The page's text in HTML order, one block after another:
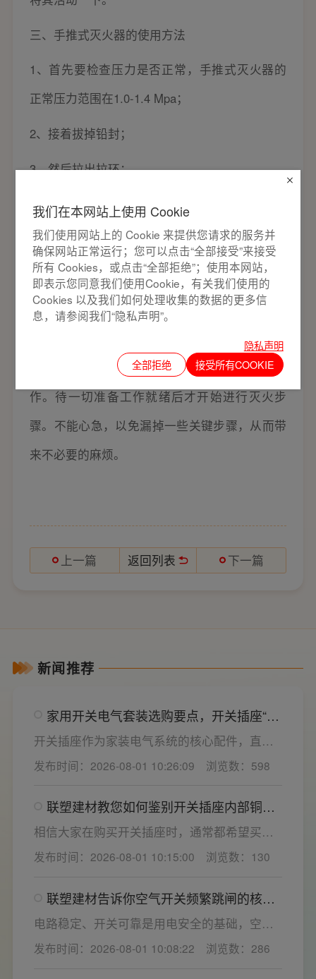
三、手推式灭火器的使用方法
1、首先要检查压力是否正常，手推式灭火器的
正常压力范围在1.0-1.4 Mpa；
2、接着拔掉铅封；
3、然后拉出拉环；
4、紧接着再拉直导管；
5、一个人握住喷嘴，对准火源3-5米处；
6、另一个人再向上提阀门，直至完全打开阀
门，从而进行灭火。
灭火器都是有一定的规格和使用方法的，了
解灭火器的规格后，才能做好使用前的准备工
作。待一切准备工作就绪后才开始进行灭火步
骤。不能心急，以免漏掉一些关键步骤，从而带
来不必要的麻烦。
上一篇 返回列表 下一篇
新闻推荐
家用开关电气套装选购要点，开关插座“七
看”甄选技巧
开关插座作为家装电气系统的核心配件，直接
决定居家用电的安全性与实用性，选材好坏影
响着长期居住体验。想要一站式搞定全屋电气
关键。联塑建材总结专业选购“七看”技巧，帮大
家精准避坑，挑选安全耐用的开关插座产品。
发布时间：2026-08-01 10:26:09 浏览数：598
联塑建材教您如何鉴别开关插座内部铜片
质量
相信大家在购买开关插座时，通常都希望买到
一款寿命长，质量好的产品，那么对于开关插
座而言，其里面的铜片好坏就直接决定了它的
越长越好(因为铜片长度决定了插座距离的大
小，插孔间距越宽二三插同时插入越方便)。
发布时间：2026-08-01 10:15:00 浏览数：130
联塑建材告诉你空气开关频繁跳闸的核心
原因与技术对策
电路稳定、开关可靠是用电安全的基础，空开
频繁跳闸大多源于电压波动、配件适配性不足
或防护结构设计缺陷。联塑建材依托成熟的电
发布时间：2026-08-01 10:08:22 浏览数：286
我们在本网站上使用 Cookie
我们使用网站上的 Cookie 来提供您请求的服务并
确保网站正常运行；您可以点击“全部接受”来接受
所有 Cookies，或点击“全部拒绝”；使用本网站，
即表示您同意我们使用Cookie，有关我们使用的
Cookies 以及我们如何处理收集的数据的更多信
息，请参阅我们“隐私声明”。
隐私声明
全部拒绝
接受所有COOKIE